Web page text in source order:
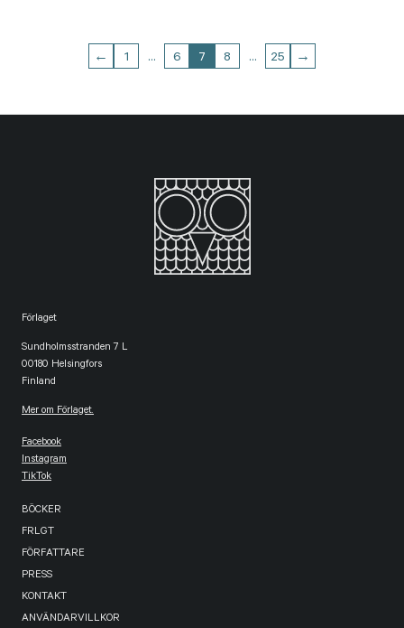
← 1 … 6 7 8 … 25 →
Förlaget
Sundholmsstranden 7 L
00180 Helsingfors
Finland
Mer om Förlaget.
Facebook
Instagram
TikTok
BÖCKER
FRLGT
FÖRFATTARE
PRESS
KONTAKT
ANVÄNDARVILLKOR